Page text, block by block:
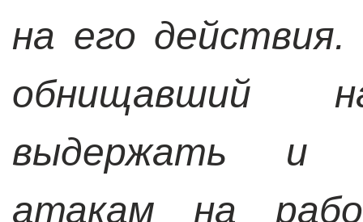
на его действия.
обнищавший
выдержать и
атакам на